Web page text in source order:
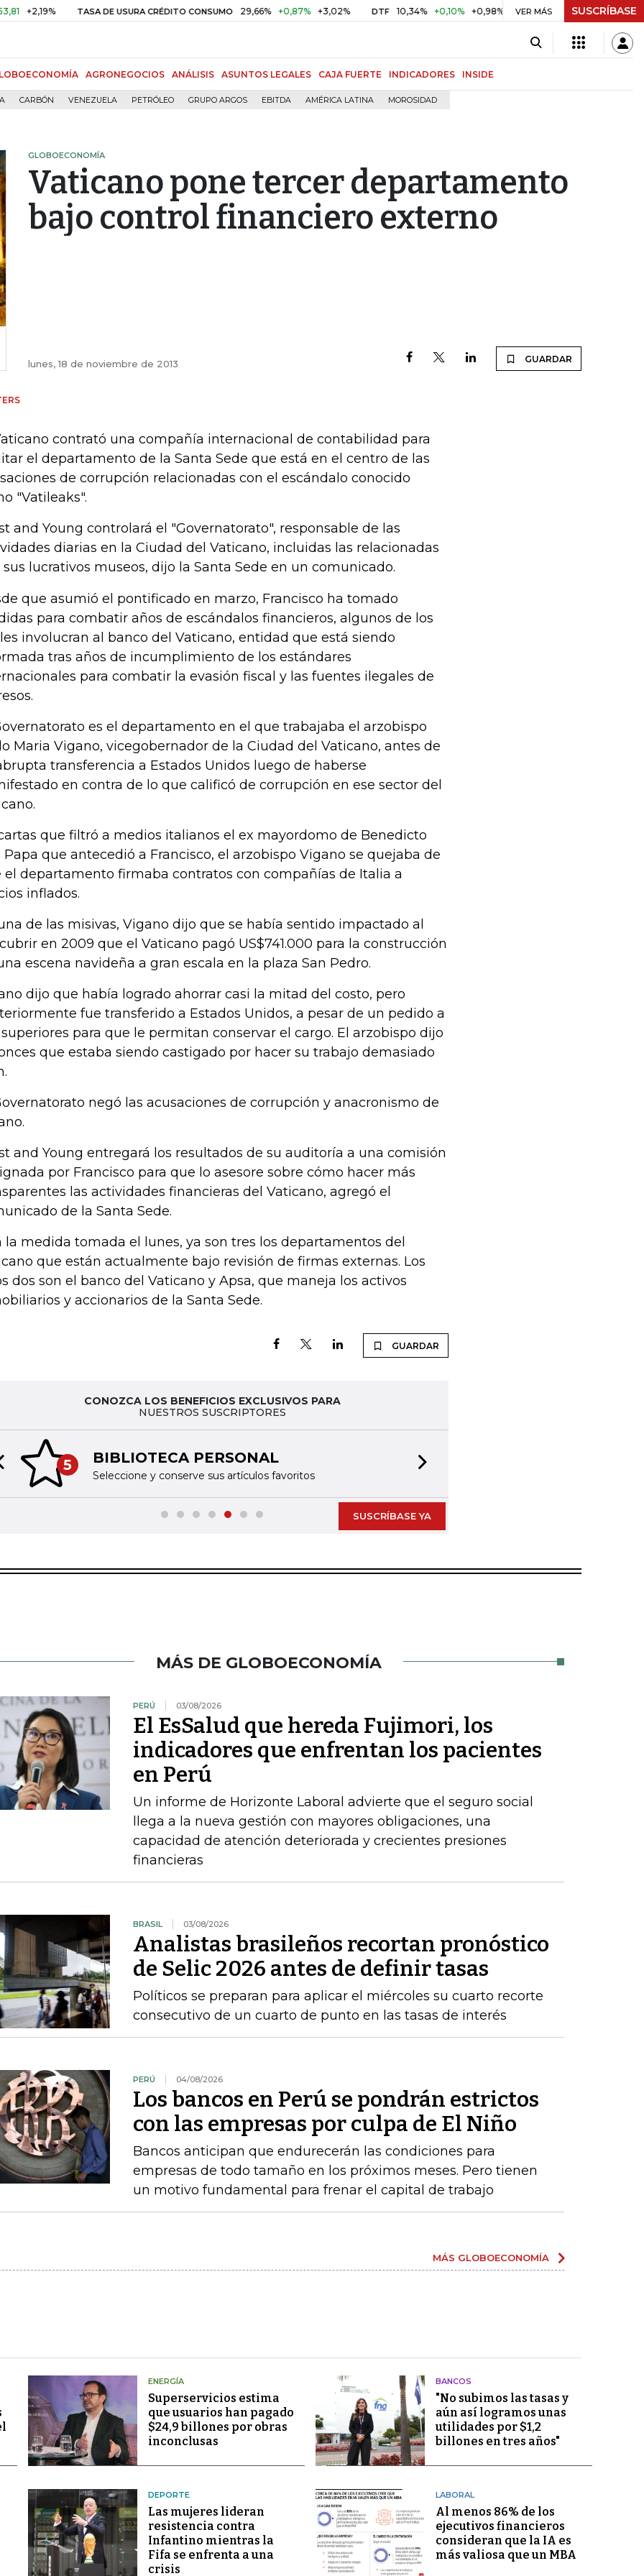
TASA DE USURA CRÉDITO CONSUMO 29,66% +0,87% +3,02% DTF 10,34% +0,10% +0,98% UVR $ 416,86 +$ 0,05 +0,01%
VER MÁS SUSCRÍBASE
AGRONEGOCIOS ANÁLISIS ASUNTOS LEGALES CAJA FUERTE INDICADORES INSIDE
CARBÓN VENEZUELA PETRÓLEO GRUPO ARGOS EBITDA AMÉRICA LATINA MOROSIDAD
GLOBOECONOMÍA
Vaticano pone tercer departamento
bajo control financiero externo
lunes, 18 de noviembre de 2013 GUARDAR
contrató una compañía internacional de contabilidad para
el departamento de la Santa Sede que está en el centro de las
de corrupción relacionadas con el escándalo conocido
"Vatileaks".
and Young controlará el "Governatorato", responsable de las
diarias en la Ciudad del Vaticano, incluidas las relacionadas
sus lucrativos museos, dijo la Santa Sede en un comunicado.
que asumió el pontificado en marzo, Francisco ha tomado
para combatir años de escándalos financieros, algunos de los
involucran al banco del Vaticano, entidad que está siendo
tras años de incumplimiento de los estándares
para combatir la evasión fiscal y las fuentes ilegales de
es el departamento en el que trabajaba el arzobispo
Maria Vigano, vicegobernador de la Ciudad del Vaticano, antes de
transferencia a Estados Unidos luego de haberse
en contra de lo que calificó de corrupción en ese sector del
que filtró a medios italianos el ex mayordomo de Benedicto
Papa que antecedió a Francisco, el arzobispo Vigano se quejaba de
el departamento firmaba contratos con compañías de Italia a
inflados.
de las misivas, Vigano dijo que se había sentido impactado al
en 2009 que el Vaticano pagó US$741.000 para la construcción
escena navideña a gran escala en la plaza San Pedro.
dijo que había logrado ahorrar casi la mitad del costo, pero
fue transferido a Estados Unidos, a pesar de un pedido a
para que le permitan conservar el cargo. El arzobispo dijo
que estaba siendo castigado por hacer su trabajo demasiado
negó las acusaciones de corrupción y anacronismo de
and Young entregará los resultados de su auditoría a una comisión
por Francisco para que lo asesore sobre cómo hacer más
las actividades financieras del Vaticano, agregó el
de la Santa Sede.
la medida tomada el lunes, ya son tres los departamentos del
que están actualmente bajo revisión de firmas externas. Los
dos son el banco del Vaticano y Apsa, que maneja los activos
y accionarios de la Santa Sede.
GUARDAR
CONOZCA LOS BENEFICIOS EXCLUSIVOS PARA
NUESTROS SUSCRIPTORES
5 BIBLIOTECA PERSONAL
Seleccione y conserve sus artículos favoritos
slide
SUSCRÍBASE YA
MÁS DE GLOBOECONOMÍA
PERÚ 03/08/2026
El EsSalud que hereda Fujimori, los
indicadores que enfrentan los pacientes
en Perú
Un informe de Horizonte Laboral advierte que el seguro social
llega a la nueva gestión con mayores obligaciones, una
capacidad de atención deteriorada y crecientes presiones
financieras
BRASIL 03/08/2026
Analistas brasileños recortan pronóstico
de Selic 2026 antes de definir tasas
Políticos se preparan para aplicar el miércoles su cuarto recorte
consecutivo de un cuarto de punto en las tasas de interés
PERÚ 04/08/2026
Los bancos en Perú se pondrán estrictos
con las empresas por culpa de El Niño
Bancos anticipan que endurecerán las condiciones para
empresas de todo tamaño en los próximos meses. Pero tienen
un motivo fundamental para frenar el capital de trabajo
MÁS GLOBOECONOMÍA
ENERGÍA
Superservicios estima
que usuarios han pagado
$24,9 billones por obras
inconclusas
BANCOS
"No subimos las tasas y
aún así logramos unas
utilidades por $1,2
billones en tres años"
DEPORTE
Las mujeres lideran
resistencia contra
Infantino mientras la
Fifa se enfrenta a una
crisis
LABORAL
Al menos 86% de los
ejecutivos financieros
consideran que la IA es
más valiosa que un MBA